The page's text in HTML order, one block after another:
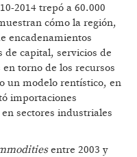
2014 trepó a 60.000
cómo la región,
encadenamientos
de capital, servicios de
torno de los recursos
un modelo rentístico, en
importaciones
sectores industriales
entre 2003 y